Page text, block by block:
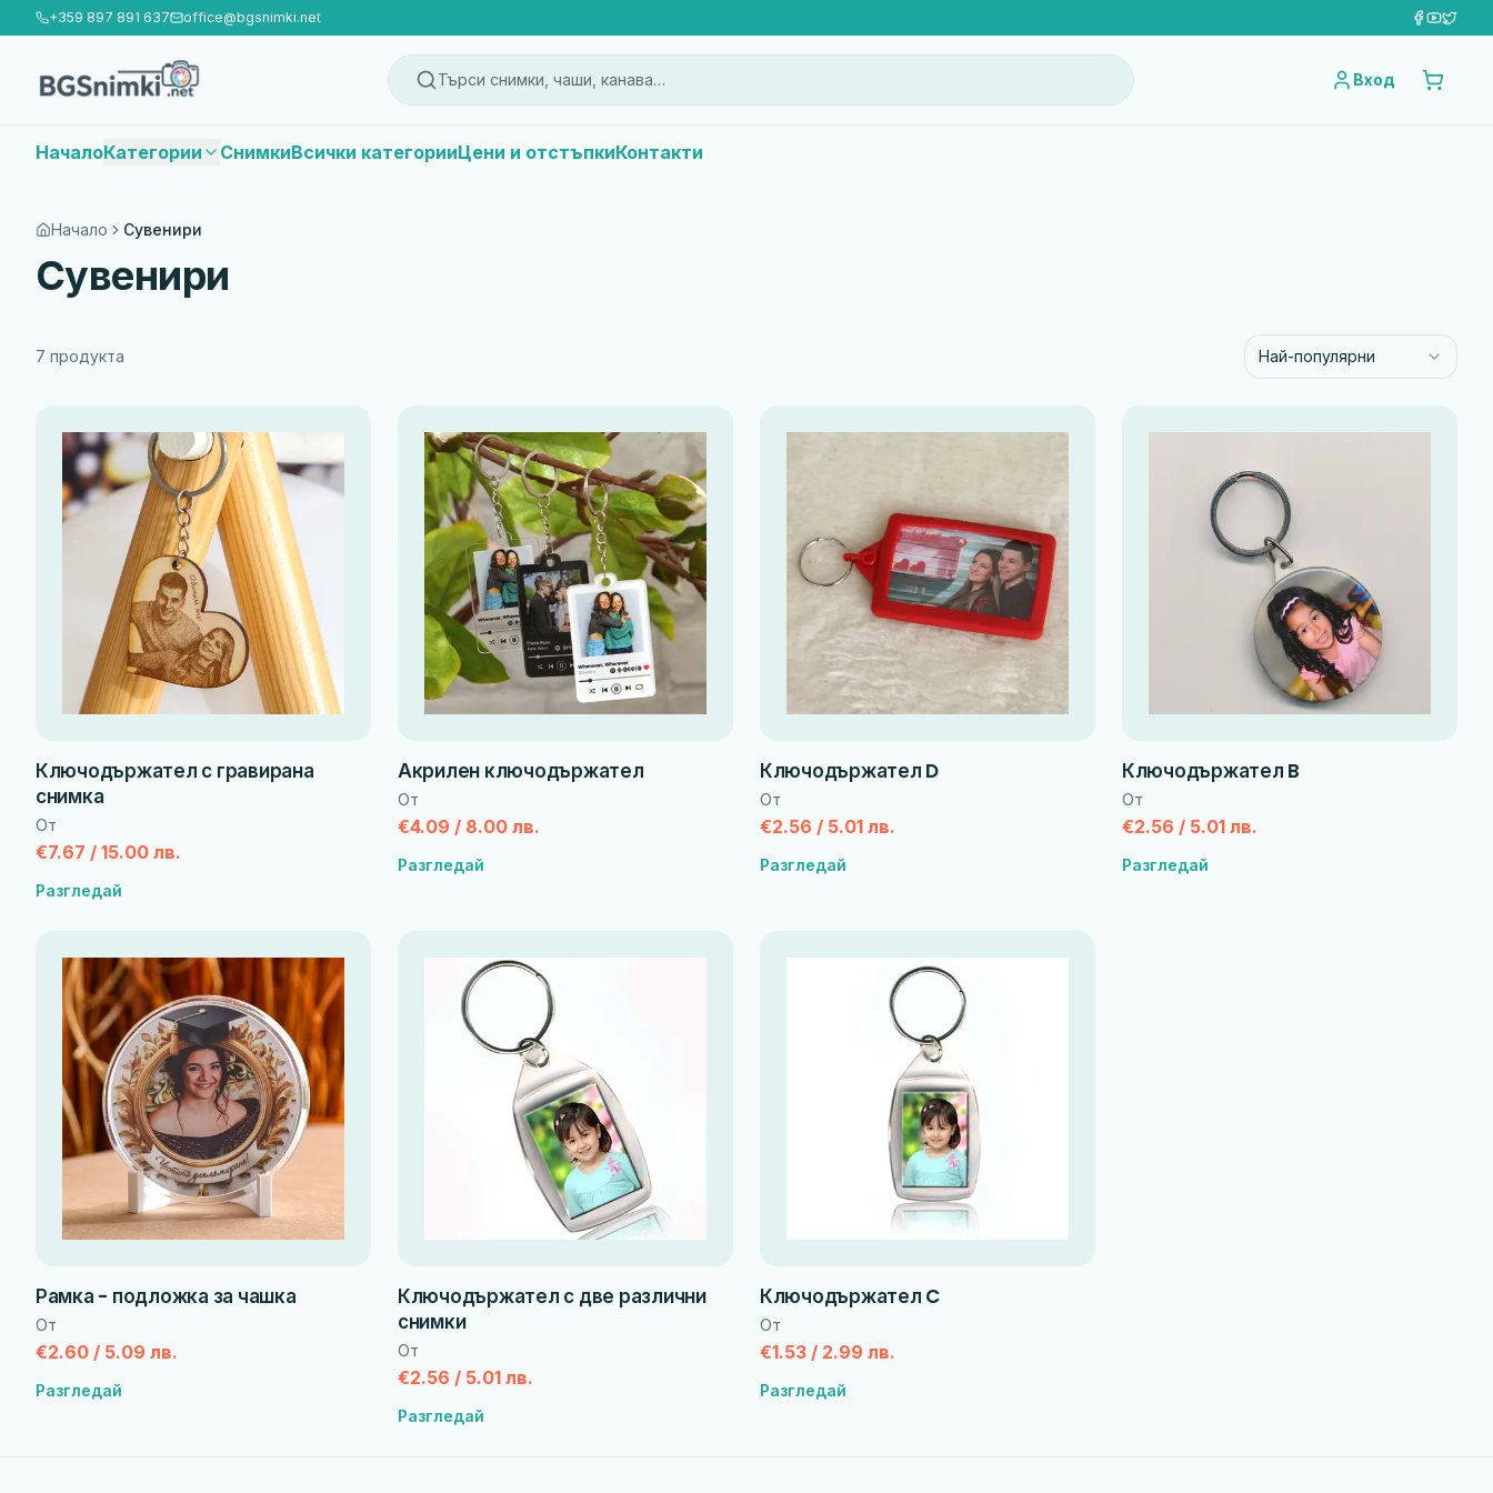
+359 897 891 637 office@bgsnimki.net
Търси снимки, чаши, канава… Вход
НачалоКатегории СнимкиВсички категорииЦени и отстъпкиКонтакти
Начало Сувенири
Сувенири
7 продукта Най-популярни
Ключодържател с гравирана
снимка
От
€7.67 / 15.00 лв.
Разгледай
Акрилен ключодържател
От
€4.09 / 8.00 лв.
Разгледай
Ключодържател D
От
€2.56 / 5.01 лв.
Разгледай
Ключодържател B
От
€2.56 / 5.01 лв.
Разгледай
Рамка - подложка за чашка
От
€2.60 / 5.09 лв.
Разгледай
Ключодържател с две различни
снимки
От
€2.56 / 5.01 лв.
Разгледай
Ключодържател C
От
€1.53 / 2.99 лв.
Разгледай